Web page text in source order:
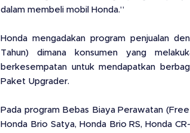
dalam membeli mobil Honda.”
Honda mengadakan program penjualan
Tahun) dimana konsumen yang
berkesempatan untuk mendapatkan
Paket Upgrader.
Pada program Bebas Biaya Perawatan
Honda Brio Satya, Honda Brio RS, Honda